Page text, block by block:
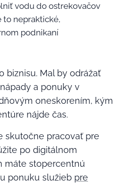
vodu do ostrekovačov
to nepraktické,
podnikaní
biznisu. Mal by odrážať
a ponuky v
oneskorením, kým
nájde čas.
skutočne pracovať pre
po digitálnom
máte stopercentnú
ponuku služieb pre